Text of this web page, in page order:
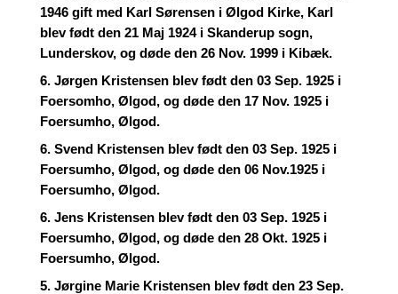
1946 gift med Karl Sørensen i Ølgod Kirke, Karl
blev født den 21 Maj 1924 i Skanderup sogn,
Lunderskov, og døde den 26 Nov. 1999 i Kibæk.
6. Jørgen Kristensen blev født den 03 Sep. 1925 i
Foersomho, Ølgod, og døde den 17 Nov. 1925 i
Foersumho, Ølgod.
6. Svend Kristensen blev født den 03 Sep. 1925 i
Foersumho, Ølgod, og døde den 06 Nov.1925 i
Foersumho, Ølgod.
6. Jens Kristensen blev født den 03 Sep. 1925 i
Foersumho, Ølgod, og døde den 28 Okt. 1925 i
Foersumho, Ølgod.
5. Jørgine Marie Kristensen blev født den 23 Sep.